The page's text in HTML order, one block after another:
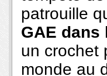
patrouille
GAE dans
un crochet
monde au